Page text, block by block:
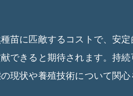
苗に匹敵するコストで、安
できると期待されます。持
現状や養殖技術について関心